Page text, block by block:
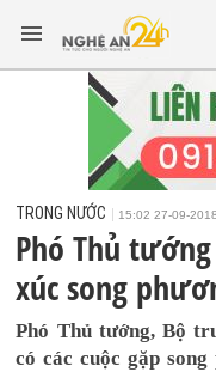
TRONG NƯỚC 15:02 27-09-2018
Phó Thủ
xúc song
Phó Thủ tướng, Bộ
có các cuộc gặp